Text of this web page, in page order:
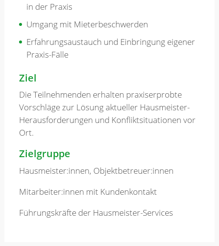
in der Praxis
Umgang mit Mieterbeschwerden
Erfahrungsaustauch und Einbringung eigener
Praxis-Fälle
Ziel
Die Teilnehmenden erhalten praxiserprobte
Vorschläge zur Lösung aktueller Hausmeister-
Herausforderungen und Konfliktsituationen vor
Ort.
Zielgruppe
Hausmeister:innen, Objektbetreuer:innen
Mitarbeiter:innen mit Kundenkontakt
Führungskräfte der Hausmeister-Services